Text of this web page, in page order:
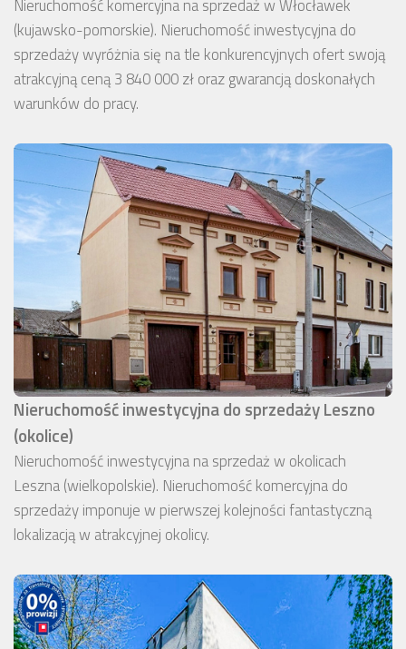
Nieruchomość komercyjna na sprzedaż w Włocławek
(kujawsko-pomorskie). Nieruchomość inwestycyjna do
sprzedaży wyróżnia się na tle konkurencyjnych ofert swoją
atrakcyjną ceną 3 840 000 zł oraz gwarancją doskonałych
warunków do pracy.
Nieruchomość inwestycyjna do sprzedaży Leszno
(okolice)
Nieruchomość inwestycyjna na sprzedaż w okolicach
Leszna (wielkopolskie). Nieruchomość komercyjna do
sprzedaży imponuje w pierwszej kolejności fantastyczną
lokalizacją w atrakcyjnej okolicy.